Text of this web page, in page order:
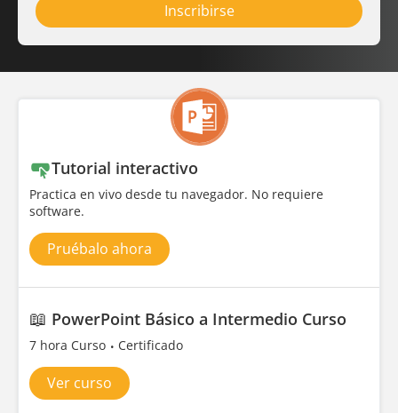
Inscribirse
Tutorial interactivo
Practica en vivo desde tu navegador. No requiere
software.
Pruébalo ahora
📖 PowerPoint Básico a Intermedio Curso
7 hora Curso Certificado
Ver curso